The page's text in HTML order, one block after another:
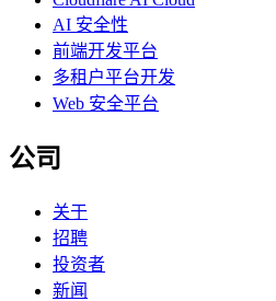
AI 安全性
前端开发平台
多租户平台开发
Web 安全平台
公司
关于
招聘
投资者
新闻